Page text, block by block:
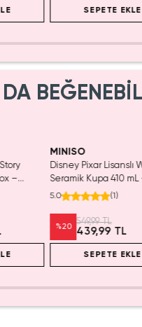
SEPETE EKLE
–
MINISO
Disney Pixar Lisanslı
Seramik Kupa 410 mL
Eğlenceli Karakter
5.0 (1)
%20
549,99 TL
439,99 TL
SEPETE EKLE